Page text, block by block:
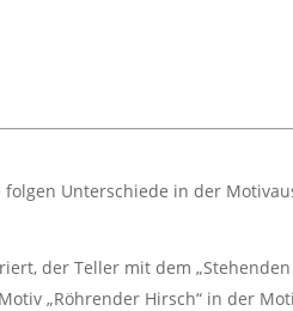
Unterschiede in der
der Teller mit dem „Stehenden
„Röhrender Hirsch“ in der